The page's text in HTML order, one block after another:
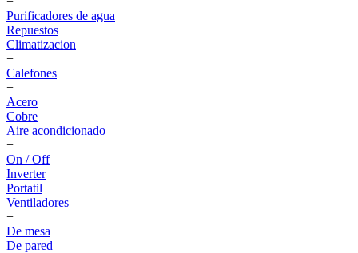
Purificadores de agua
Repuestos
Climatizacion
+
Calefones
+
Acero
Cobre
Aire acondicionado
+
On / Off
Inverter
Portatil
Ventiladores
+
De mesa
De pared